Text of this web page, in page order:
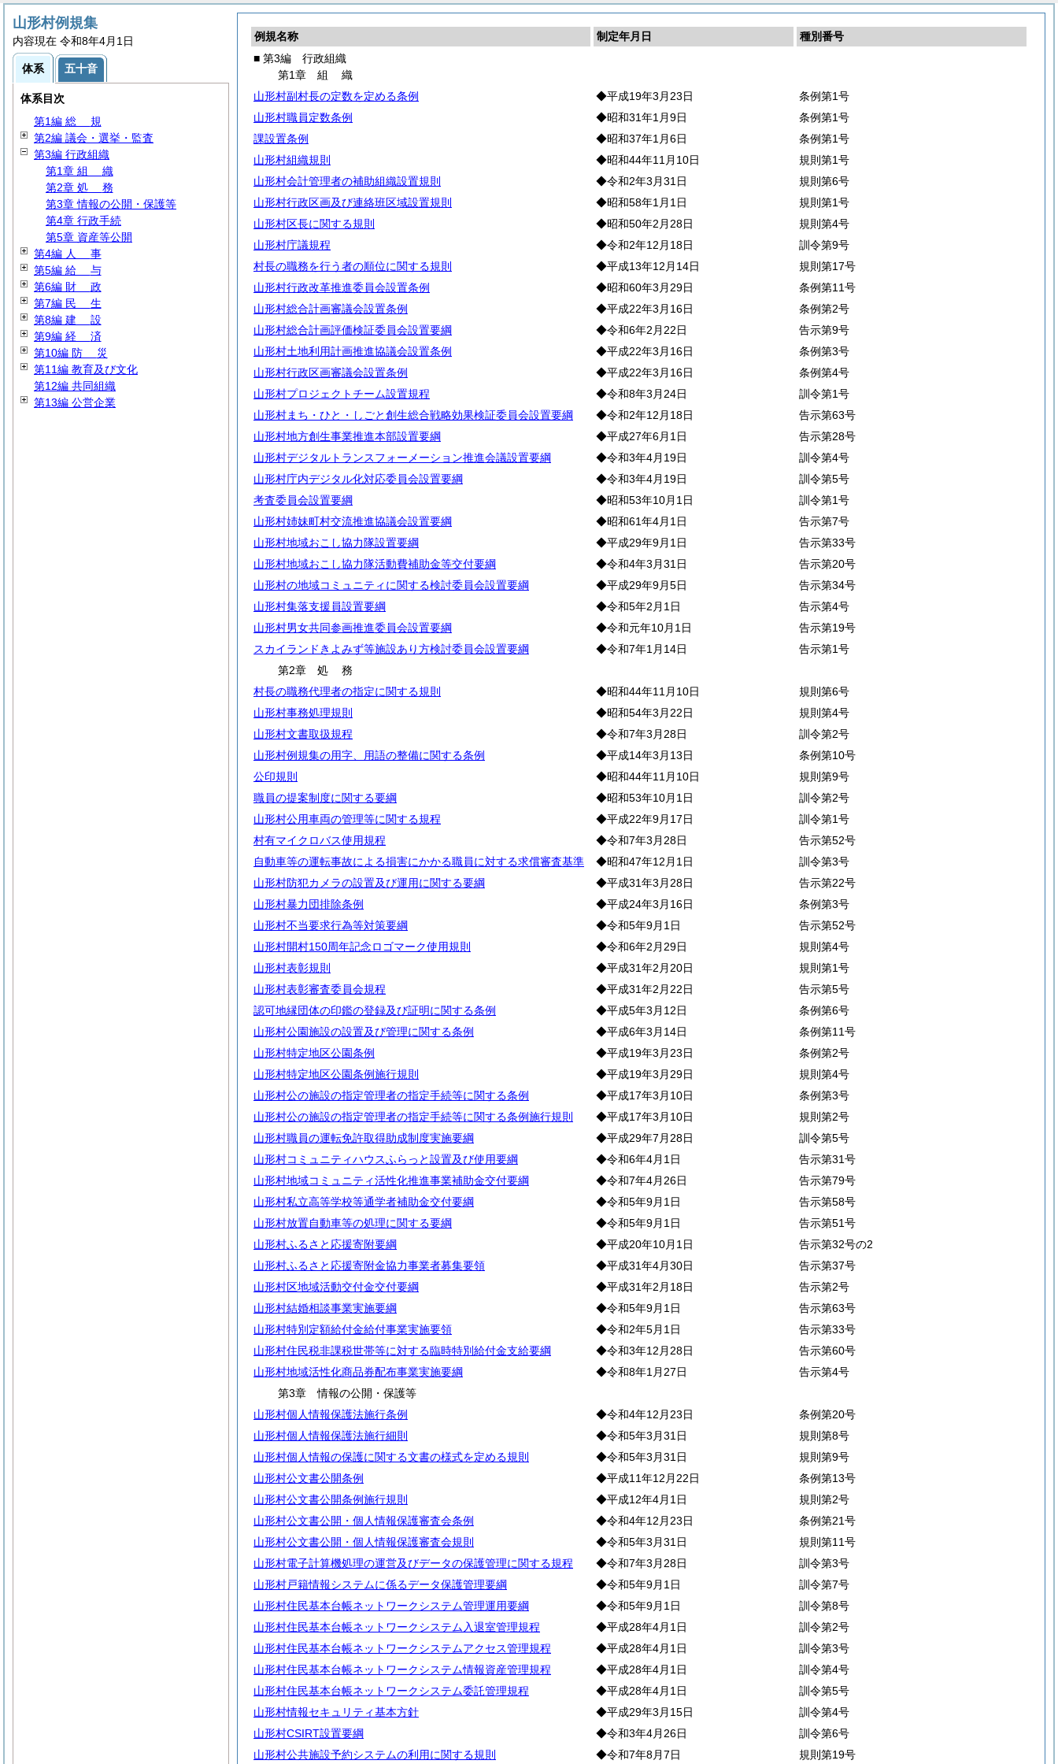
例規名称 制定年月日
種別番号
■ 第3編 行政組織
第1章 組織
山形村副村長の定数を定める条例
◆平成19年3月23日
条例第1号
山形村職員定数条例
◆昭和31年1月9日
条例第1号
課設置条例
◆昭和37年1月6日
条例第1号
山形村組織規則
◆昭和44年11月10日
規則第1号
山形村会計管理者の補助組織設置規則
◆令和2年3月31日
規則第6号
山形村行政区画及び連絡班区域設置規則
◆昭和58年1月1日
規則第1号
山形村区長に関する規則
◆昭和50年2月28日
規則第4号
山形村庁議規程
◆令和2年12月18日
訓令第9号
村長の職務を行う者の順位に関する規則
◆平成13年12月14日
規則第17号
山形村行政改革推進委員会設置条例
◆昭和60年3月29日
条例第11号
山形村総合計画審議会設置条例
◆平成22年3月16日
条例第2号
山形村総合計画評価検証委員会設置要綱
◆令和6年2月22日
告示第9号
山形村土地利用計画推進協議会設置条例
◆平成22年3月16日
条例第3号
山形村行政区画審議会設置条例
◆平成22年3月16日
条例第4号
山形村プロジェクトチーム設置規程
◆令和8年3月24日
訓令第1号
山形村まち・ひと・しごと創生総合戦略効果検証委員会設置要綱
◆令和2年12月18日
告示第63号
山形村地方創生事業推進本部設置要綱
◆平成27年6月1日
告示第28号
山形村デジタルトランスフォーメーション推進会議設置要綱
◆令和3年4月19日
訓令第4号
山形村庁内デジタル化対応委員会設置要綱
◆令和3年4月19日
訓令第5号
考査委員会設置要綱
◆昭和53年10月1日
訓令第1号
山形村姉妹町村交流推進協議会設置要綱
◆昭和61年4月1日
告示第7号
山形村地域おこし協力隊設置要綱
◆平成29年9月1日
告示第33号
山形村地域おこし協力隊活動費補助金等交付要綱
◆令和4年3月31日
告示第20号
山形村の地域コミュニティに関する検討委員会設置要綱
◆平成29年9月5日
告示第34号
山形村集落支援員設置要綱
◆令和5年2月1日
告示第4号
山形村男女共同参画推進委員会設置要綱
◆令和元年10月1日
告示第19号
スカイランドきよみず等施設あり方検討委員会設置要綱
◆令和7年1月14日
告示第1号
第2章 処務
村長の職務代理者の指定に関する規則
◆昭和44年11月10日
規則第6号
山形村事務処理規則
◆昭和54年3月22日
規則第4号
山形村文書取扱規程
◆令和7年3月28日
訓令第2号
山形村例規集の用字、用語の整備に関する条例
◆平成14年3月13日
条例第10号
公印規則
◆昭和44年11月10日
規則第9号
職員の提案制度に関する要綱
◆昭和53年10月1日
訓令第2号
山形村公用車両の管理等に関する規程
◆平成22年9月17日
訓令第1号
村有マイクロバス使用規程
◆令和7年3月28日
告示第52号
自動車等の運転事故による損害にかかる職員に対する求償審査基準
◆昭和47年12月1日
訓令第3号
山形村防犯カメラの設置及び運用に関する要綱
◆平成31年3月28日
告示第22号
山形村暴力団排除条例
◆平成24年3月16日
条例第3号
山形村不当要求行為等対策要綱
◆令和5年9月1日
告示第52号
山形村開村150周年記念ロゴマーク使用規則
◆令和6年2月29日
規則第4号
山形村表彰規則
◆平成31年2月20日
規則第1号
山形村表彰審査委員会規程
◆平成31年2月22日
告示第5号
認可地縁団体の印鑑の登録及び証明に関する条例
◆平成5年3月12日
条例第6号
山形村公園施設の設置及び管理に関する条例
◆平成6年3月14日
条例第11号
山形村特定地区公園条例
◆平成19年3月23日
条例第2号
山形村特定地区公園条例施行規則
◆平成19年3月29日
規則第4号
山形村公の施設の指定管理者の指定手続等に関する条例
◆平成17年3月10日
条例第3号
山形村公の施設の指定管理者の指定手続等に関する条例施行規則
◆平成17年3月10日
規則第2号
山形村職員の運転免許取得助成制度実施要綱
◆平成29年7月28日
訓令第5号
山形村コミュニティハウスふらっと設置及び使用要綱
◆令和6年4月1日
告示第31号
山形村地域コミュニティ活性化推進事業補助金交付要綱
◆令和7年4月26日
告示第79号
山形村私立高等学校等通学者補助金交付要綱
◆令和5年9月1日
告示第58号
山形村放置自動車等の処理に関する要綱
◆令和5年9月1日
告示第51号
山形村ふるさと応援寄附要綱
◆平成20年10月1日
告示第32号の2
山形村ふるさと応援寄附金協力事業者募集要領
◆平成31年4月30日
告示第37号
山形村区地域活動交付金交付要綱
◆平成31年2月18日
告示第2号
山形村結婚相談事業実施要綱
◆令和5年9月1日
告示第63号
山形村特別定額給付金給付事業実施要領
◆令和2年5月1日
告示第33号
山形村住民税非課税世帯等に対する臨時特別給付金支給要綱
◆令和3年12月28日
告示第60号
山形村地域活性化商品券配布事業実施要綱
◆令和8年1月27日
告示第4号
第3章 情報の公開・保護等
山形村個人情報保護法施行条例
◆令和4年12月23日
条例第20号
山形村個人情報保護法施行細則
◆令和5年3月31日
規則第8号
山形村個人情報の保護に関する文書の様式を定める規則
◆令和5年3月31日
規則第9号
山形村公文書公開条例
◆平成11年12月22日
条例第13号
山形村公文書公開条例施行規則
◆平成12年4月1日
規則第2号
山形村公文書公開・個人情報保護審査会条例
◆令和4年12月23日
条例第21号
山形村公文書公開・個人情報保護審査会規則
◆令和5年3月31日
規則第11号
山形村電子計算機処理の運営及びデータの保護管理に関する規程
◆令和7年3月28日
訓令第3号
山形村戸籍情報システムに係るデータ保護管理要綱
◆令和5年9月1日
訓令第7号
山形村住民基本台帳ネットワークシステム管理運用要綱
◆令和5年9月1日
訓令第8号
山形村住民基本台帳ネットワークシステム入退室管理規程
◆平成28年4月1日
訓令第2号
山形村住民基本台帳ネットワークシステムアクセス管理規程
◆平成28年4月1日
訓令第3号
山形村住民基本台帳ネットワークシステム情報資産管理規程
◆平成28年4月1日
訓令第4号
山形村住民基本台帳ネットワークシステム委託管理規程
◆平成28年4月1日
訓令第5号
山形村情報セキュリティ基本方針
◆平成29年3月15日
訓令第4号
山形村CSIRT設置要綱
◆令和3年4月26日
訓令第6号
山形村公共施設予約システムの利用に関する規則
◆令和7年8月7日 規則第19号
山形村例規集
内容現在 令和8年4月1日
体系 五十音
体系目次
第1編 総 規
第2編 議会・選挙・監査
第3編 行政組織
第1章 組 織
第2章 処 務
第3章 情報の公開・保護等
第4章 行政手続
第5章 資産等公開
第4編 人 事
第5編 給 与
第6編 財 政
第7編 民 生
第8編 建 設
第9編 経 済
第10編 防 災
第11編 教育及び文化
第12編 共同組織
第13編 公営企業